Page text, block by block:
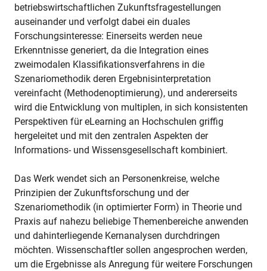
betriebswirtschaftlichen Zukunftsfragestellungen
auseinander und verfolgt dabei ein duales
Forschungsinteresse: Einerseits werden neue
Erkenntnisse generiert, da die Integration eines
zweimodalen Klassifikationsverfahrens in die
Szenariomethodik deren Ergebnisinterpretation
vereinfacht (Methodenoptimierung), und andererseits
wird die Entwicklung von multiplen, in sich konsistenten
Perspektiven für eLearning an Hochschulen griffig
hergeleitet und mit den zentralen Aspekten der
Informations- und Wissensgesellschaft kombiniert.
Das Werk wendet sich an Personenkreise, welche
Prinzipien der Zukunftsforschung und der
Szenariomethodik (in optimierter Form) in Theorie und
Praxis auf nahezu beliebige Themenbereiche anwenden
und dahinterliegende Kernanalysen durchdringen
möchten. Wissenschaftler sollen angesprochen werden,
um die Ergebnisse als Anregung für weitere Forschungen